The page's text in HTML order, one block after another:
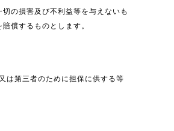
の損害及び不利益等を与えないも
償するものとします。
は第三者のために担保に供する等